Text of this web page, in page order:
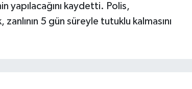
yapılacağını kaydetti. Polis,
5 gün süreyle tutuklu kalmasını